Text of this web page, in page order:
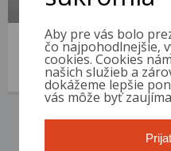
2013 | 348 914 km | Diesel |
4 400 €
Aby pre vás bolo
čo najpohodlnejšie,
cookies. Cookies
našich služieb a
dokážeme lepšie
vás môže byť